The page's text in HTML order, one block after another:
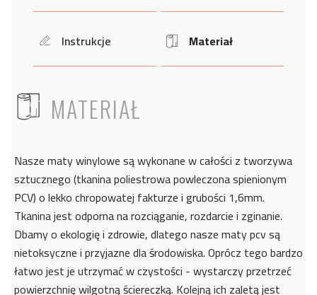
icon Instrukcje Icon Materiał
ICONMATERIAŁ
Nasze maty winylowe są wykonane w całości z tworzywa
sztucznego (tkanina poliestrowa powleczona spienionym
PCV) o lekko chropowatej fakturze i grubości 1,6mm.
Tkanina jest odporna na rozciąganie, rozdarcie i zginanie.
Dbamy o ekologię i zdrowie, dlatego nasze maty pcv są
nietoksyczne i przyjazne dla środowiska. Oprócz tego bardzo
łatwo jest je utrzymać w czystości - wystarczy przetrzeć
powierzchnię wilgotną ściereczką. Kolejną ich zaletą jest